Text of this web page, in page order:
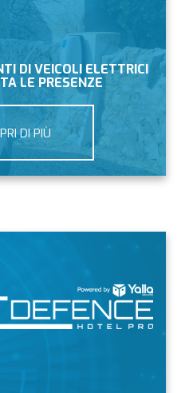
DI VEICOLI ELETTRICI
LE PRESENZE
DI PIÙ